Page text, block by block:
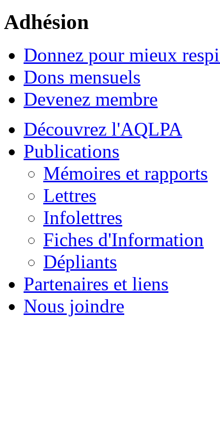
Adhésion
Donnez pour mieux
Dons mensuels
Devenez membre
Découvrez l'AQLPA
Publications
Mémoires et rapports
Lettres
Infolettres
Fiches d'Information
Dépliants
Partenaires et liens
Nous joindre